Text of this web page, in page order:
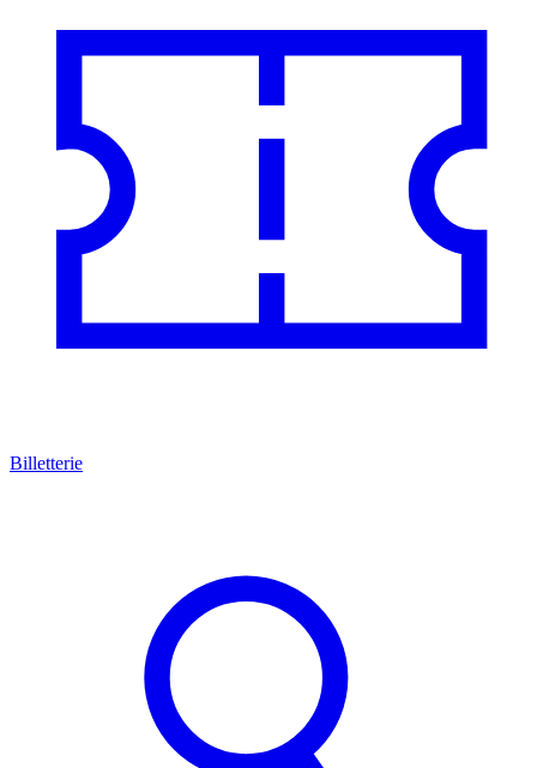
Billetterie